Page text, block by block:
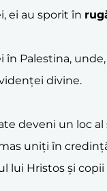
ei au sporit în
în Palestina,
divine.
deveni un loc al
uniți în
Hristos și copii